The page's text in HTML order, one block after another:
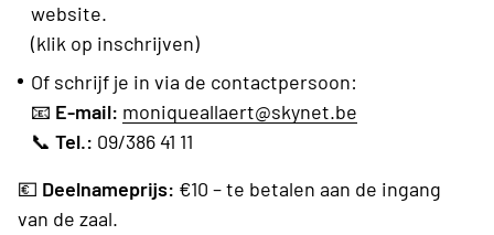
website.
(klik op inschrijven)
Of schrijf je in via de contactpersoon:
📧 E-mail: moniqueallaert@skynet.be
📞 Tel.: 09/386 41 11
💶 Deelnameprijs: €10 – te betalen aan de ingang
van de zaal.